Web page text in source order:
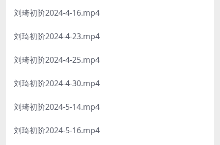
刘琦初阶2024-4-16.mp4
刘琦初阶2024-4-23.mp4
刘琦初阶2024-4-25.mp4
刘琦初阶2024-4-30.mp4
刘琦初阶2024-5-14.mp4
刘琦初阶2024-5-16.mp4